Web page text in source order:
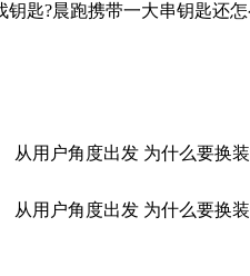
?晨跑携带一大串钥匙还怎